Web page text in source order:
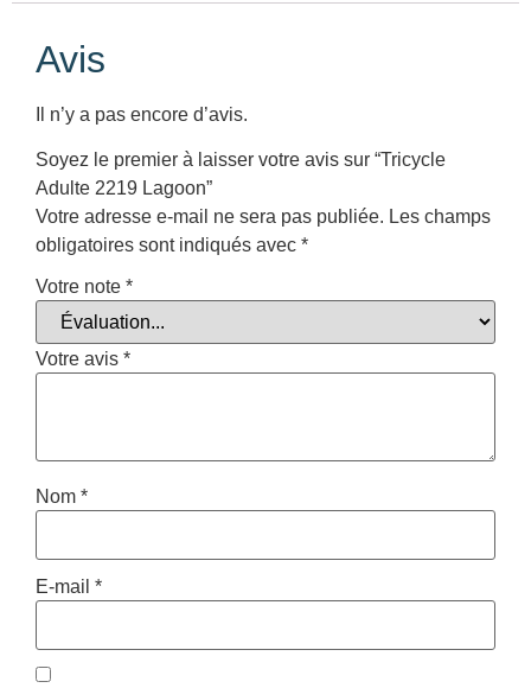
Avis
Il n’y a pas encore d’avis.
Soyez le premier à laisser votre avis sur “Tricycle
Adulte 2219 Lagoon”
Votre adresse e-mail ne sera pas publiée. Les champs
obligatoires sont indiqués avec *
Votre note *
Votre avis *
Nom *
E-mail *